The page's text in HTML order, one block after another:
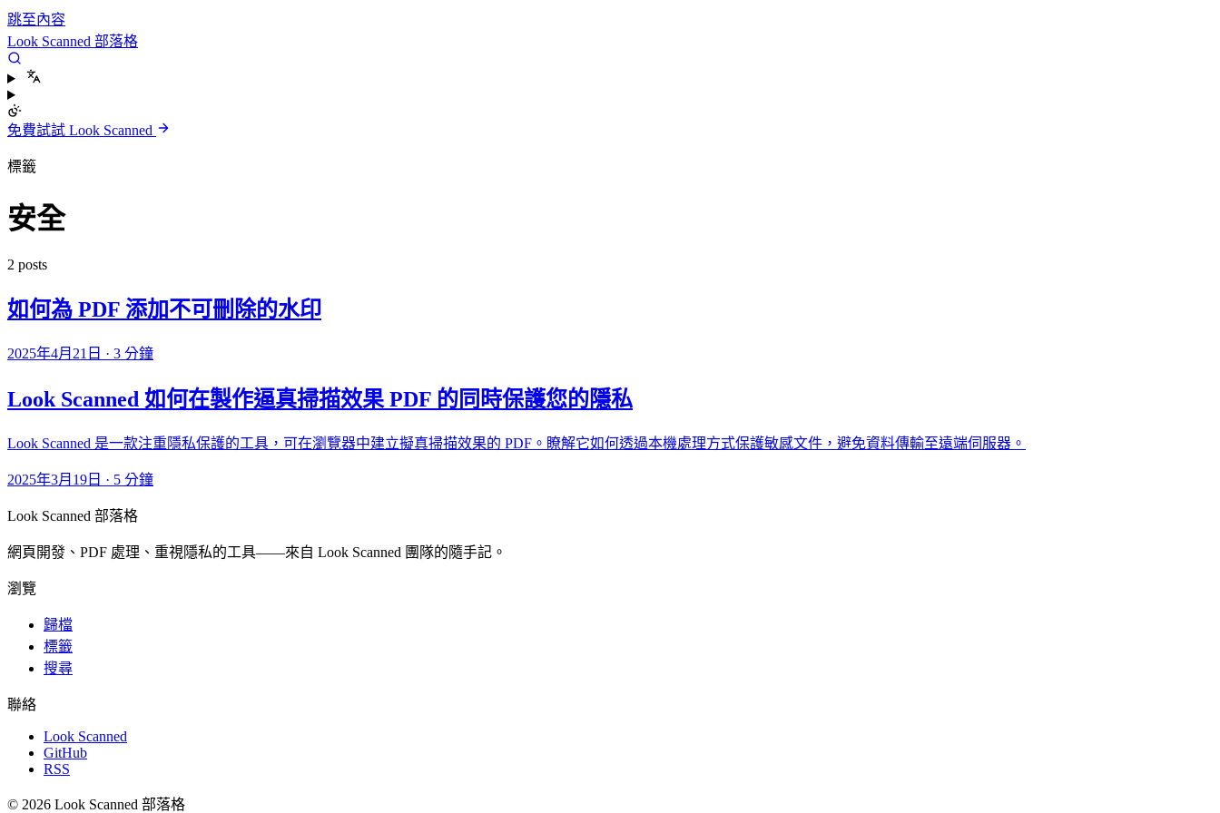
跳至內容
Look Scanned 部落格
免費試試 Look Scanned
標籤
安全
2 posts
如何為 PDF 添加不可刪除的水印
2025年4月21日 · 3 分鐘
Look Scanned 如何在製作逼真掃描效果 PDF 的同時保護您的隱私
Look Scanned 是一款注重隱私保護的工具，可在瀏覽器中建立擬真掃描效果的 PDF。瞭解它如何透過本機處理方式保護敏感文件，避免資料傳輸至遠端伺服器。
2025年3月19日 · 5 分鐘
Look Scanned 部落格
網頁開發、PDF 處理、重視隱私的工具——來自 Look Scanned 團隊的隨手記。
瀏覽
歸檔
標籤
搜尋
聯絡
Look Scanned
GitHub
RSS
© 2026 Look Scanned 部落格